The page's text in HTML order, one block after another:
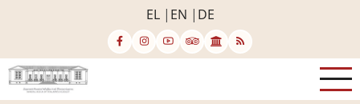
κυρίως
περιεχόμενο
EL EN DE